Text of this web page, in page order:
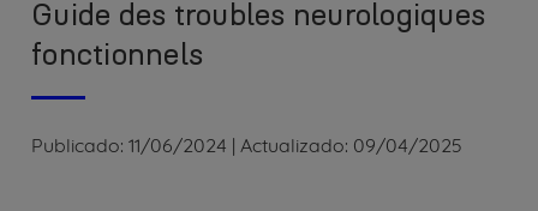
Guide des troubles neurologiques
fonctionnels
Publicado: 11/06/2024 | Actualizado: 09/04/2025